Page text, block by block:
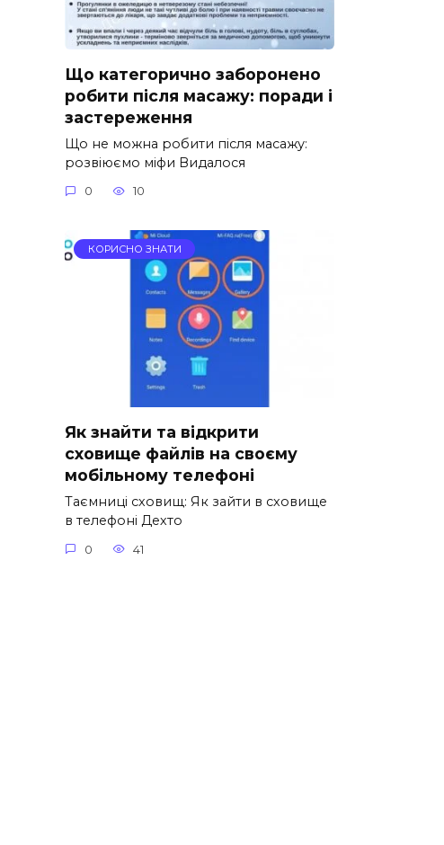
Що категорично заборонено
робити після масажу: поради і
застереження
Що не можна робити після масажу:
розвіюємо міфи Видалося
0 10
КОРИСНО ЗНАТИ
Як знайти та відкрити
сховище файлів на своєму
мобільному телефоні
Таємниці сховищ: Як зайти в сховище
в телефоні Дехто
0 41